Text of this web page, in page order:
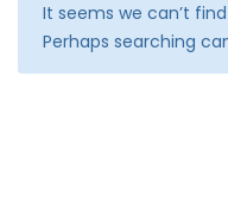
It seems we can’t
Perhaps searching